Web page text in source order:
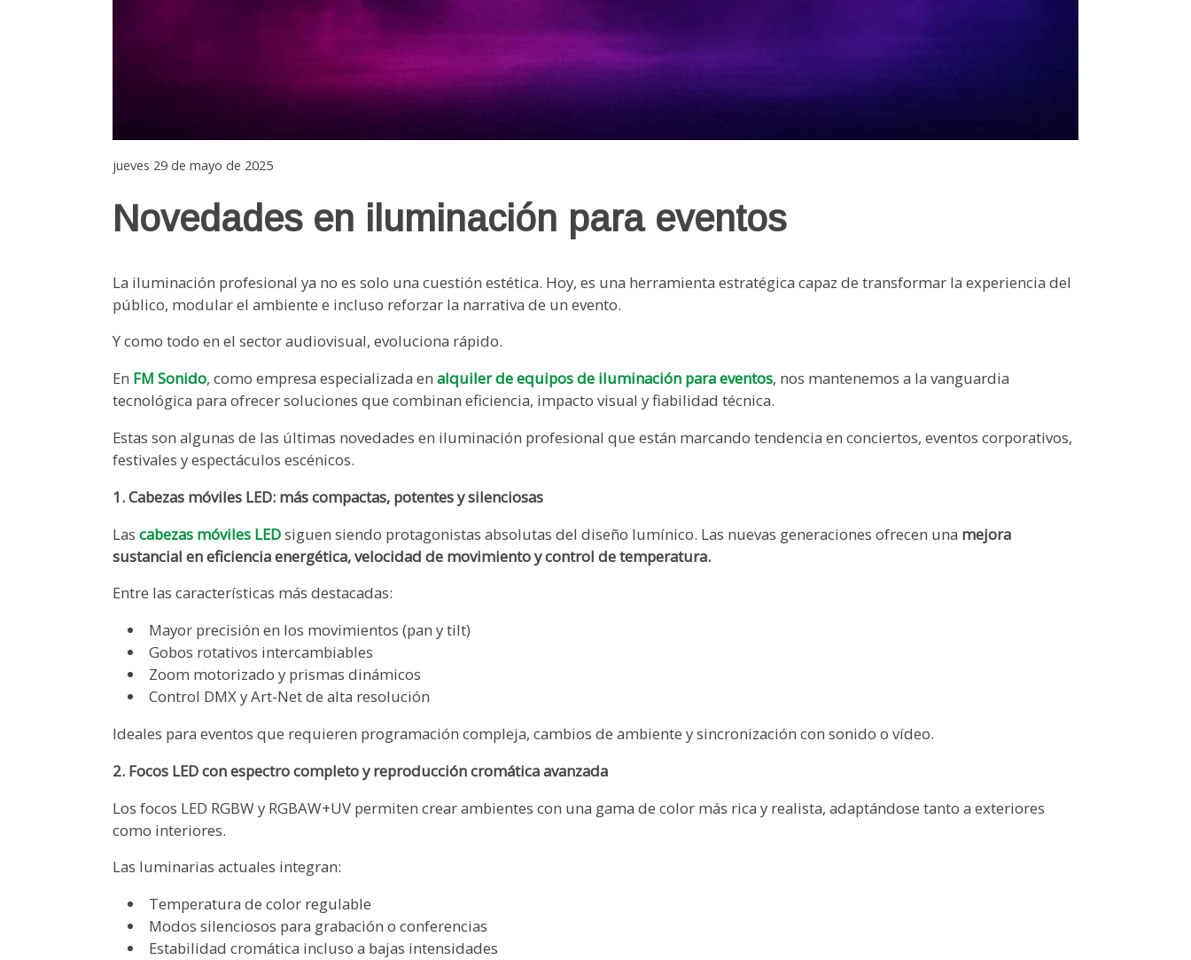
jueves 29 de mayo de 2025
Novedades en iluminación para eventos
La iluminación profesional ya no es solo una cuestión estética. Hoy, es una herramienta estratégica capaz de transformar la experiencia del
público, modular el ambiente e incluso reforzar la narrativa de un evento.
Y como todo en el sector audiovisual, evoluciona rápido.
En FM Sonido, como empresa especializada enalquiler de equipos de iluminación para eventos, nos mantenemos a la vanguardia
tecnológica para ofrecer soluciones que combinan eficiencia, impacto visual y fiabilidad técnica.
Estas son algunas de las últimas novedades en iluminación profesional que están marcando tendencia en conciertos, eventos corporativos,
festivales y espectáculos escénicos.
1. Cabezas móviles LED: más compactas, potentes y silenciosas
Lascabezas móviles LEDsiguen siendo protagonistas absolutas del diseño lumínico. Las nuevas generaciones ofrecen una mejora
sustancial en eficiencia energética, velocidad de movimiento y control de temperatura.
Entre las características más destacadas:
Mayor precisión en los movimientos (pan y tilt)
Gobos rotativos intercambiables
Zoom motorizado y prismas dinámicos
Control DMX y Art-Net de alta resolución
Ideales para eventos que requieren programación compleja, cambios de ambiente y sincronización con sonido o vídeo.
2. Focos LED con espectro completo y reproducción cromática avanzada
Los focos LED RGBW y RGBAW+UV permiten crear ambientes con una gama de color más rica y realista, adaptándose tanto a exteriores
como interiores.
Las luminarias actuales integran:
Temperatura de color regulable
Modos silenciosos para grabación o conferencias
Estabilidad cromática incluso a bajas intensidades